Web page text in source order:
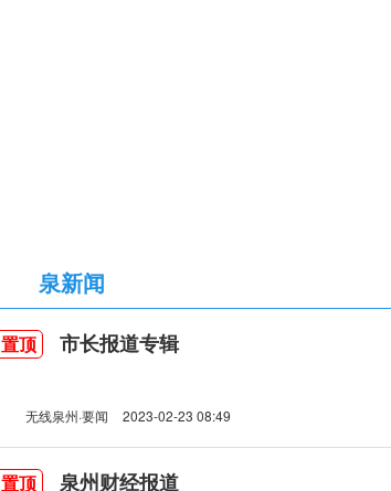
泉新闻
置顶 市长报道专辑
无线泉州·要闻 2023-02-23 08:49
置顶 泉州财经报道